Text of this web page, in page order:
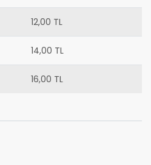
12,00 TL
14,00 TL
16,00 TL